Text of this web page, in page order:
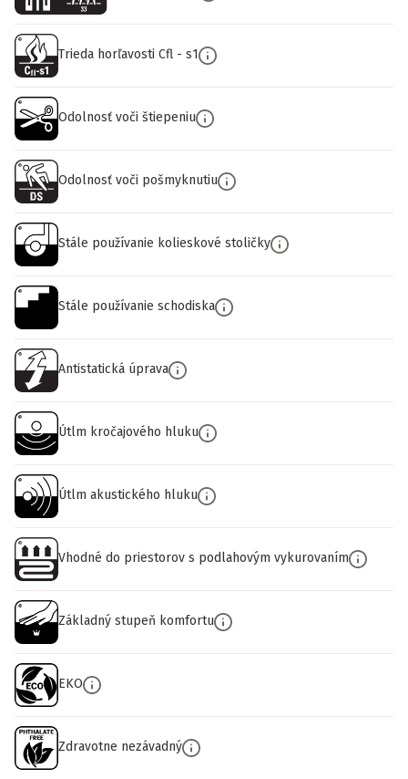
Trieda horľavosti Cfl - s1
Odolnosť voči štiepeniu
Odolnosť voči pošmyknutiu
Stále používanie kolieskové stoličky
Stále používanie schodiska
Antistatická úprava
Útlm kročajového hluku
Útlm akustického hluku
Vhodné do priestorov s podlahovým vykurovaním
Základný stupeň komfortu
EKO
Zdravotne nezávadný